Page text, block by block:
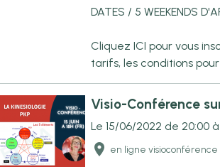
DATES / 5 WEEKENDS
Cliquez ICI pour vous
tarifs, les conditions
Visio-Conférence
Le 15/06/2022 de 20:00
en ligne